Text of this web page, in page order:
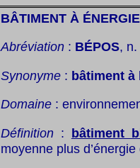
BÂTIMENT À
Abréviation : BÉPOS, n.
Synonyme : bâtiment
Domaine :
Définition : bâtiment
moyenne plus d’énergie